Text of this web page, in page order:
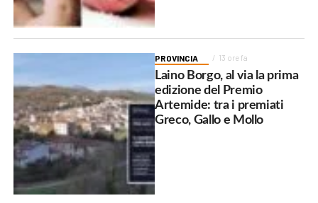
PROVINCIA 13 ore fa
Laino Borgo, al via la prima
edizione del Premio
Artemide: tra i premiati
Greco, Gallo e Mollo